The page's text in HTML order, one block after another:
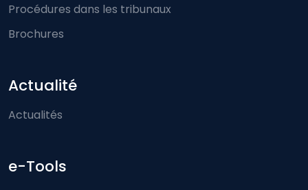
Procédures dans les tribunaux
Brochures
Actualité
Actualités
e-Tools